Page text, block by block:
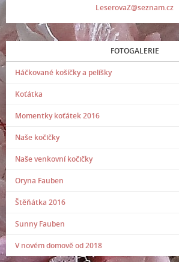
LeserovaZ@seznam.cz
FOTOGALERIE
Háčkované košíčky a pelíšky
Koťátka
Momentky koťátek 2016
Naše kočičky
Naše venkovní kočičky
Oryna Fauben
Štěňátka 2016
Sunny Fauben
V novém domově od 2018